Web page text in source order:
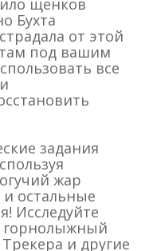
Бухта
от этой
под вашим
все
задания
жар
остальные
Исследуйте
горнолыжный
и другие